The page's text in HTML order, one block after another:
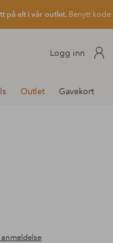
på alt i vår outlet. Benytt kode:
Logg inn
Outlet Gavekort
anmeldelse